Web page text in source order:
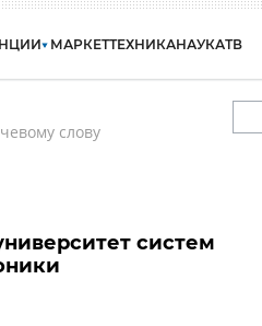
МАРКЕТТЕХНИКАНАУКАТВ
слову
систем